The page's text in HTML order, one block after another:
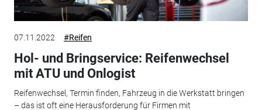
07.11.2022 #Reifen
Hol- und Bringservice: Reifenwechsel
mit ATU und Onlogist
Reifenwechsel, Termin finden, Fahrzeug in die Werkstatt bringen
– das ist oft eine Herausforderung für Firmen mit